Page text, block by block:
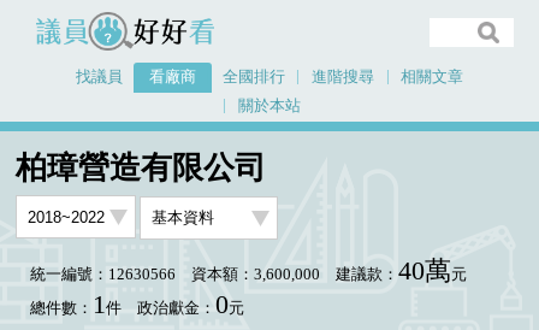
議員好好看
找議員 看廠商 全國排行 進階搜尋
相關文章
關於本站
柏璋營造有限公司
統一編號：12630566 資本額：3,600,000 建議款： 40萬元
總件數： 1件 政治獻金： 0元